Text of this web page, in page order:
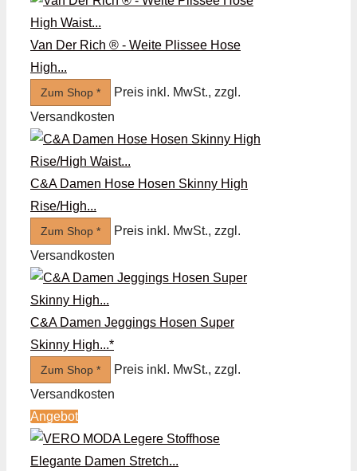
Van Der Rich ® - Weite Plissee Hose
High...
Zum Shop *
Preis inkl. MwSt., zzgl.
Versandkosten
C&A Damen Hose Hosen Skinny High
Rise/High...
Zum Shop *
Preis inkl. MwSt., zzgl.
Versandkosten
C&A Damen Jeggings Hosen Super
Skinny High...*
Zum Shop *
Preis inkl. MwSt., zzgl.
Versandkosten
Angebot